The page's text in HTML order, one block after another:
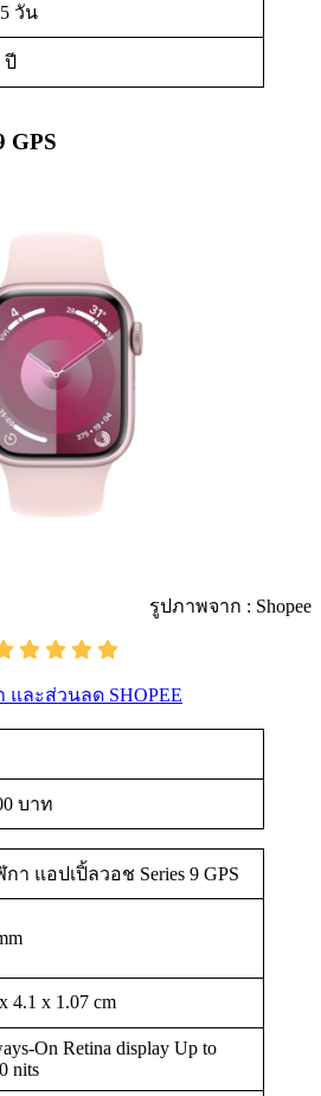
วัน
ปี
GPS
รูปภาพจาก : Shopee
และส่วนลด SHOPEE
บาท
า แอปเปิ้ลวอช Series 9 GPS
4.1 x 1.07 cm
On Retina display Up to
nits